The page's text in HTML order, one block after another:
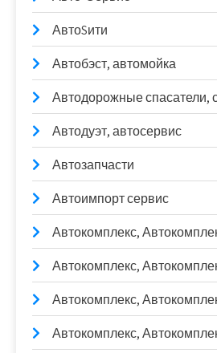
АвтоSити
Автобэст, автомойка
Автодорожные спасатели,
Автодуэт, автосервис
Автозапчасти
Автоимпорт сервис
Автокомплекс,
Автокомплекс,
Автокомплекс,
Автокомплекс,